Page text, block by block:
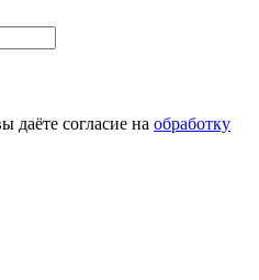
согласие на обработку